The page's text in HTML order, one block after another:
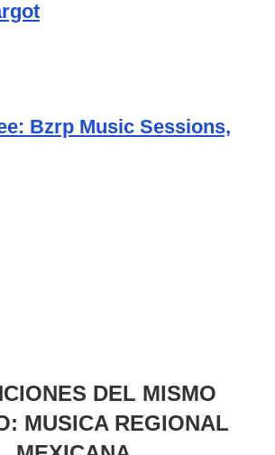
Bzrp Music Sessions,
DEL MISMO
MUSICA REGIONAL